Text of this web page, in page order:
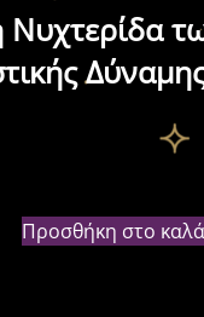
Προσθήκη στο